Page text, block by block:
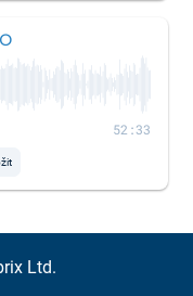
52:33
Ltd.